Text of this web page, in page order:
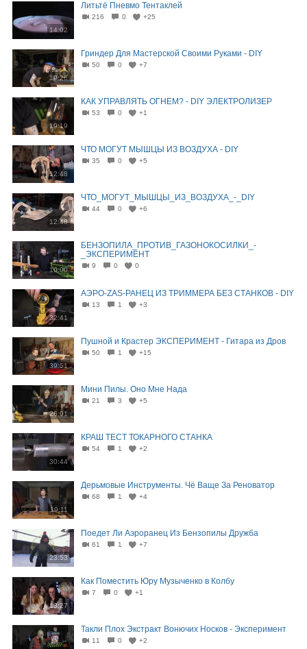
14:02
Литьтё Пневмо Тентаклей
216 0 +25
19:26
Гриндер Для Мастерской Своими Руками - DIY
50 0 +7
19:19
КАК УПРАВЛЯТЬ ОГНЕМ? - DIY ЭЛЕКТРОЛИЗЕР
53 0 +1
12:48
ЧТО МОГУТ МЫШЦЫ ИЗ ВОЗДУХА - DIY
35 0 +5
12:48
ЧТО_МОГУТ_МЫШЦЫ_ИЗ_ВОЗДУХА_-_DIY
44 0 +6
10:00
БЕНЗОПИЛА_ПРОТИВ_ГАЗОНОКОСИЛКИ_-
_ЭКСПЕРИМЕНТ
9 0 0
32:41
АЭРО-ZAS-РАНЕЦ ИЗ ТРИММЕРА БЕЗ СТАНКОВ - DIY
13 1 +3
39:51
Пушной и Крастер ЭКСПЕРИМЕНТ - Гитара из Дров
50 1 +15
26:01
Мини Пилы. Оно Мне Нада
21 3 +5
30:44
КРАШ ТЕСТ ТОКАРНОГО СТАНКА
54 1 +2
19:11
Дерьмовые Инструменты. Чё Ваще За Реноватор
68 1 +4
23:53
Поедет Ли Аэроранец Из Бензопилы Дружба
61 1 +7
13:27
Как Поместить Юру Музыченко в Колбу
7 0 +1
Такли Плох Экстракт Вонючих Носков - Эксперимент
11 0 +2